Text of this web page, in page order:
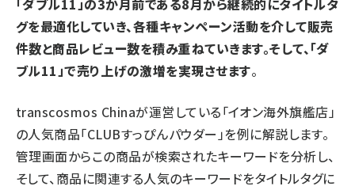
「ダブル11」の3か月前である8月から継続的にタイトルタ
グを最適化していき、各種キャンペーン活動を介して販売
件数と商品レビュー数を積み重ねていきます。そして、「ダ
ブル11」で売り上げの激増を実現させます。
transcosmos Chinaが運営している「イオン海外旗艦店」
の人気商品「CLUBすっぴんパウダー」を例に解説します。
管理画面からこの商品が検索されたキーワードを分析し、
そして、商品に関連する人気のキーワードをタイトルタグに